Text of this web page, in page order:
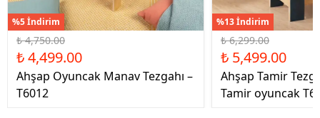
%5 İndirim
₺ 4,750.00
₺ 4,499.00
Ahşap Oyuncak Manav Tezgahı –
T6012
%13 İndirim
₺ 6,299.00
₺ 5,499.00
Ahşap Tamir
Tamir oyuncak